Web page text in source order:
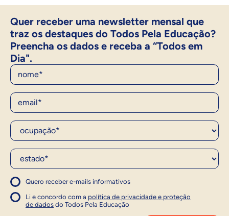
Quer receber uma newsletter mensal que
traz os destaques do Todos Pela Educação?
Preencha os dados e receba a “Todos em
Dia".
Nome
E-Mail
Ocupação*
Estado*
Quero receber e-mails informativos
1
Concordo com a política
Concordo com a política
Li e concordo com a política de privacidade e proteção
de dados do Todos Pela Educação
1